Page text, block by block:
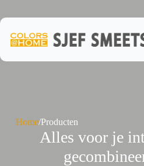
de
inhoud
Home/Producten
Alles voor je